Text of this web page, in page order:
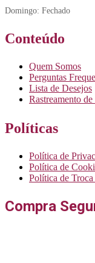
Domingo: Fechado
Conteúdo
Quem Somos
Perguntas
Lista de Desejos
Rastreamento
Políticas
Política de
Política de
Política de
Compra